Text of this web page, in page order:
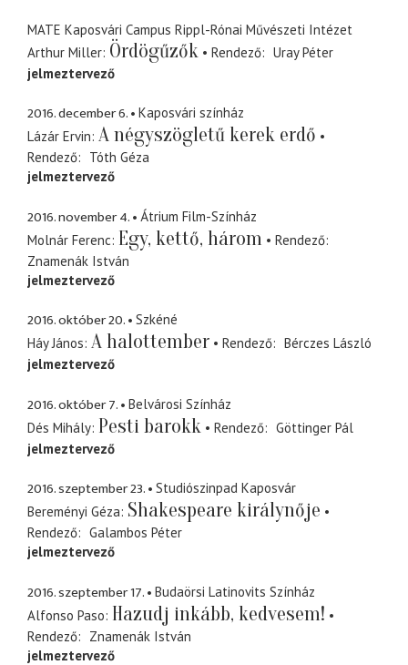
MATE Kaposvári Campus Rippl-Rónai Művészeti Intézet
Arthur Miller Ördögűzők Rendező
Uray Péter
jelmeztervező
2016. december 6.
Kaposvári színház
Lázár Ervin A négyszögletű kerek erdő
Rendező
Tóth Géza
jelmeztervező
2016. november 4.
Átrium Film-Színház
Molnár Ferenc Egy, kettő, három
Rendező
Znamenák István
jelmeztervező
2016. október 20.
Szkéné
Háy János A halottember Rendező
Bérczes László
jelmeztervező
2016. október 7.
Belvárosi Színház
Dés Mihály Pesti barokk Rendező
Göttinger Pál
jelmeztervező
2016. szeptember 23.
Studiószinpad Kaposvár
Bereményi Géza Shakespeare királynője
Rendező
Galambos Péter
jelmeztervező
2016. szeptember 17.
Budaörsi Latinovits Színház
Alfonso Paso Hazudj inkább, kedvesem!
Rendező
Znamenák István
jelmeztervező